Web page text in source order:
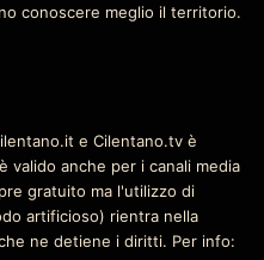
conoscere meglio il territorio.
e Cilentano.tv è
valido anche per i canali media
gratuito ma l'utilizzo di
artificioso) rientra nella
ne detiene i diritti. Per info: